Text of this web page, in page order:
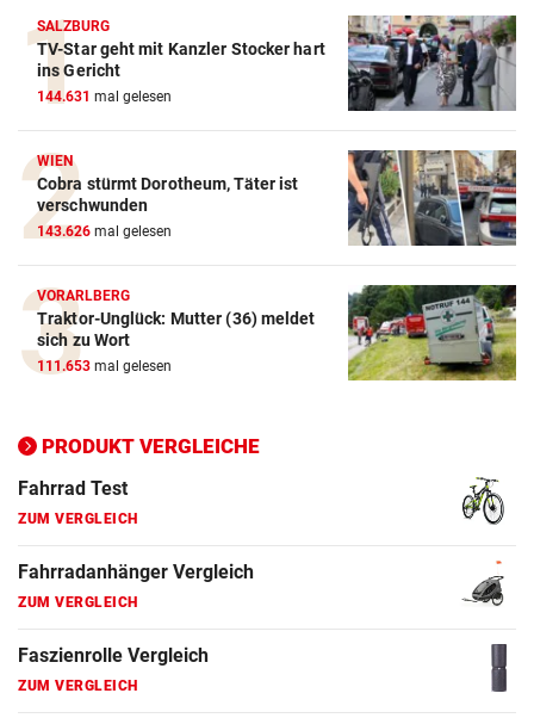
SALZBURG
TV-Star geht mit Kanzler Stocker hart
ins Gericht
144.631 mal gelesen
WIEN
Cobra stürmt Dorotheum, Täter ist
verschwunden
143.626 mal gelesen
VORARLBERG
Traktor-Unglück: Mutter (36) meldet
sich zu Wort
111.653 mal gelesen
PRODUKT VERGLEICHE
Action-Cam Vergleich
ZUM VERGLEICH
Crosstrainer Vergleich
ZUM VERGLEICH
E-Bike Vergleich
ZUM VERGLEICH
Elektro-Scooter Vergleich
ZUM VERGLEICH
ZUM VERGLEICH
Fahrrad Test
ZUM VERGLEICH
Fahrradanhänger Vergleich
ZUM VERGLEICH
Faszienrolle Vergleich
ZUM VERGLEICH